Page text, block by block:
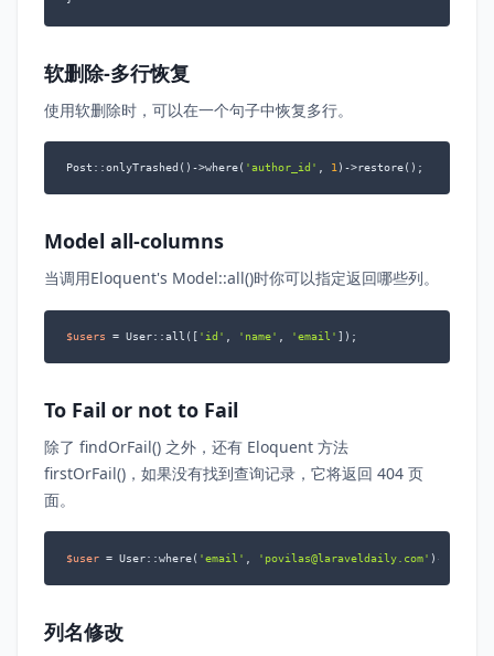
软删除-多行恢复
使用软删除时，可以在一个句子中恢复多行。
Post::onlyTrashed()->where( 'author_id' 1 )->restore();
Model all-columns
当调用Eloquent's Model::all()时你可以指定返回哪些列。
$users = User::all([ 'id' 'name' 'email' ]);
To Fail or not to Fail
除了 findOrFail() 之外，还有 Eloquent 方法
firstOrFail()，如果没有找到查询记录，它将返回 404 页
面。
$user = User::where( 'email' 'povilas@laraveldaily.com' )-
列名修改